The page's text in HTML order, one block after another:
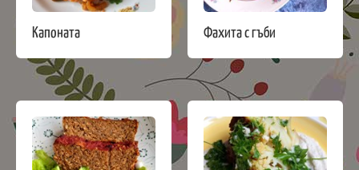
Капоната Фахита с гъби